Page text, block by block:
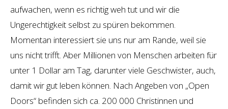
aufwachen, wenn es richtig weh tut und wir die
Ungerechtigkeit selbst zu spüren bekommen.
Momentan interessiert sie uns nur am Rande, weil sie
uns nicht trifft. Aber Millionen von Menschen arbeiten für
unter 1 Dollar am Tag, darunter viele Geschwister, auch,
damit wir gut leben können. Nach Angeben von „Open
Doors“ befinden sich ca. 200 000 Christinnen und